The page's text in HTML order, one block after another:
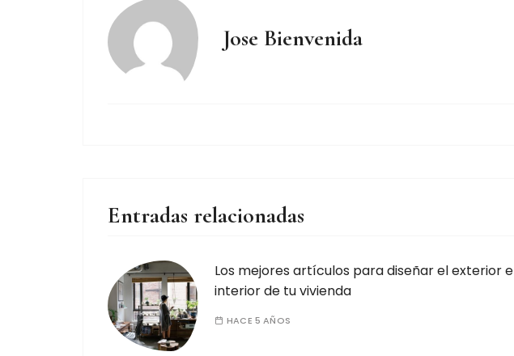
Jose Bienvenida
Entradas relacionadas
Los mejores artículos para diseñar el exterior e
interior de tu vivienda
HACE 5 AÑOS